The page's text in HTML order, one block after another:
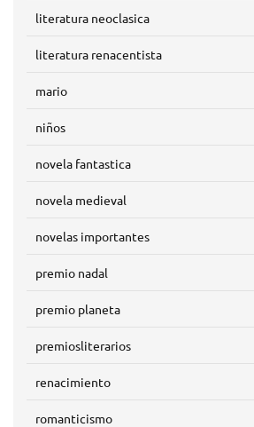
literatura neoclasica
literatura renacentista
mario
niños
novela fantastica
novela medieval
novelas importantes
premio nadal
premio planeta
premiosliterarios
renacimiento
romanticismo